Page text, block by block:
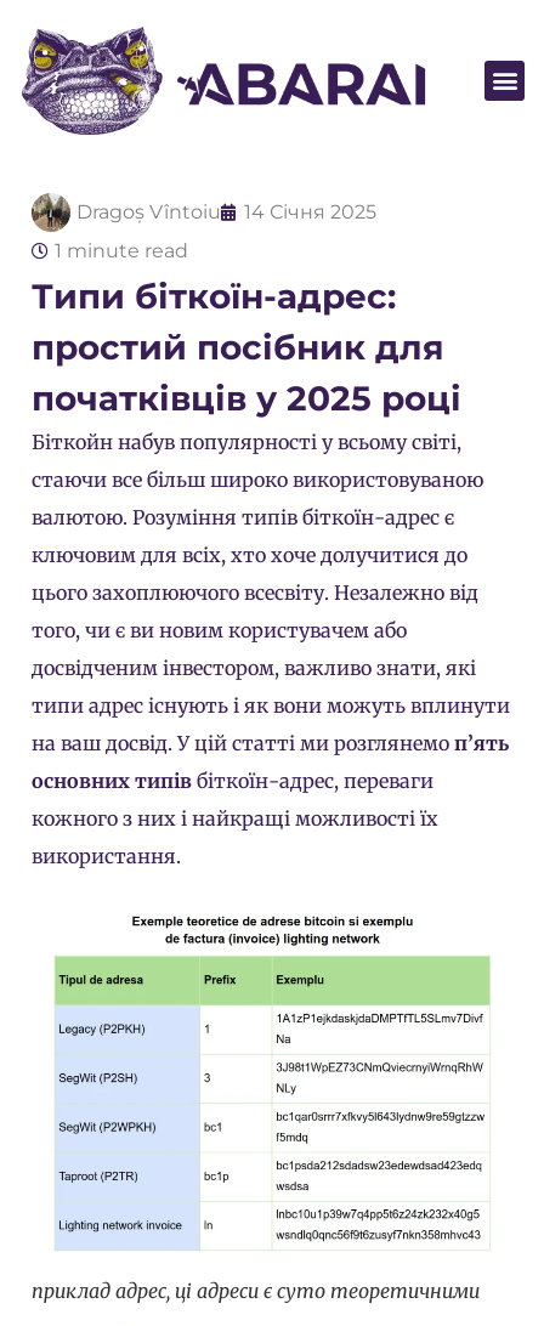
Dragoș Vîntoiu
14 Січня 2025
1 minute read
Типи біткоїн-адрес:
простий посібник для
початківців у 2025 році
Біткойн набув популярності у всьому світі,
стаючи все більш широко використовуваною
валютою. Розуміння типів біткоїн-адрес є
ключовим для всіх, хто хоче долучитися до
цього захоплюючого всесвіту. Незалежно від
того, чи є ви новим користувачем або
досвідченим інвестором, важливо знати, які
типи адрес існують і як вони можуть вплинути
на ваш досвід. У цій статті ми розглянемо п’ять
основних типів біткоїн-адрес, переваги
кожного з них і найкращі можливості їх
використання.
приклад адрес, ці адреси є суто теоретичними